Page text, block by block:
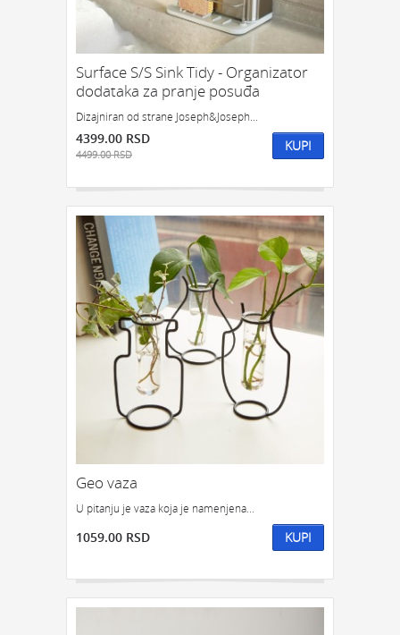
Surface S/S Sink Tidy - Organizator
dodataka za pranje posuđa
Dizajniran od strane Joseph&Joseph...
4399.00 RSD
4499.00 RSD
KUPI
Geo vaza
U pitanju je vaza koja je namenjena...
1059.00 RSD KUPI